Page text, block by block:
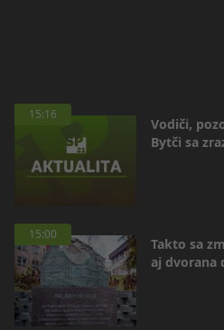
15:16
Vodiči,
Bytči sa
15:00
Takto sa
aj dvorana